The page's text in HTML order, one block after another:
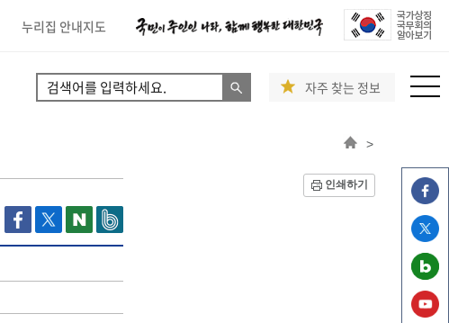
누리집 안내지도
자주 찾는 정보
>
인쇄하기